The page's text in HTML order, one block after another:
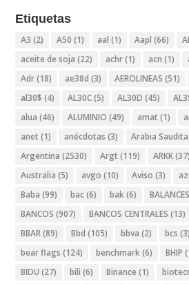
Etiquetas
A3 (2) A50 (1) aal (1) Aapl (66)
aceite de soja (22) achr(1) acn (1)
Adr(18) ae38d (3) AEROLINEAS (51)
al30$ (4) AL30C(5) AL30D (45)
alua (46) ALUMINIO (49) amat (1)
anet (1) anécdotas (3) Arabia Saudita
Argentina (2530) Argt (119) ARKK(37)
Australia (5) avgo (10) Aviso (3)
Baba (99) bac(6) bak(6) BALANCES
BANCOS (907) BANCOS CENTRALES (13)
BBAR(89) Bbd (105) bbva (2) bcs (3)
bear flags (124) benchmark(6) BHIP
BIDU (27) bili (6) Binance (1)